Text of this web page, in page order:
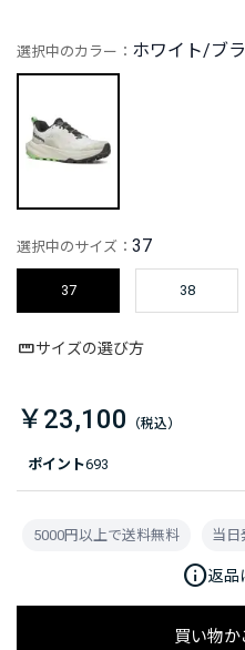
ポイント693
選択中のカラー： ホワイト/ブ
選択中のサイズ： 37
37 38
サイズの選び方
￥23,100
買い物
5000円以上で送料無料 当日
info返品